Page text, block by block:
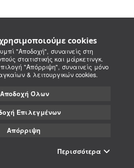
cookies
"Αποδοχή", συναινείς στη
στατιστικής και μάρκετινγκ.
"Απόρριψη", συναινείς μόνο
& λειτουργικών cookies.
Αποδοχή Όλων
Επιλεγμένων
Απόρριψη
Περισσότερα